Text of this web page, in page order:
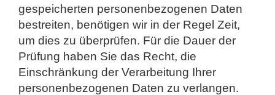
gespeicherten personenbezogenen Daten
bestreiten, benötigen wir in der Regel Zeit,
um dies zu überprüfen. Für die Dauer der
Prüfung haben Sie das Recht, die
Einschränkung der Verarbeitung Ihrer
personenbezogenen Daten zu verlangen.